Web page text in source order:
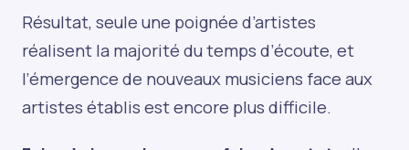
Résultat, seule une poignée d’artistes
réalisent la majorité du temps d’écoute, et
l’émergence de nouveaux musiciens face aux
artistes établis est encore plus difficile.